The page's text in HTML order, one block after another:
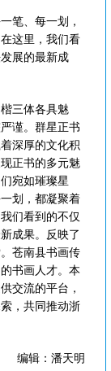
笔、每一划，
这里，我们看
展的最新成
三体各具魅
谨。群星正书
深厚的文化积
正书的多元魅
宛如璀璨星
划，都凝聚着
们看到的不仅
成果。反映了
苍南县书画传
书画人才。本
交流的平台，
，共同推动浙
编辑：潘天明